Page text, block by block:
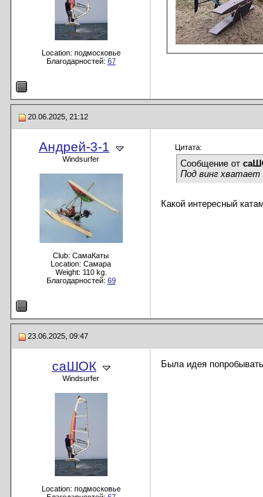
Location: подмосковье
Благодарностей: 67
20.06.2025, 21:12
Андрей-3-1
Windsurfer
Club: СамаКаты
Location: Самара
Weight: 110 kg.
Благодарностей: 69
Цитата:
Сообщение от
Под винг хватает
Какой интересный
23.06.2025, 09:47
саШОК
Windsurfer
Location: подмосковье
Была идея